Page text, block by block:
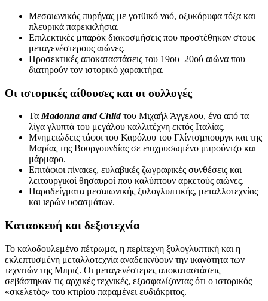
Μεσαιωνικός πυρήνας με γοτθικό ναό, οξυκόρυφα τόξα και
πλευρικά παρεκκλήσια.
Επιλεκτικές μπαρόκ διακοσμήσεις που προστέθηκαν στους
μεταγενέστερους αιώνες.
Προσεκτικές αποκαταστάσεις του 19ου–20ού αιώνα που
διατηρούν τον ιστορικό χαρακτήρα.
Οι ιστορικές αίθουσες και οι συλλογές
ΤαMadonna and Childτου Μιχαήλ Άγγελου, ένα από τα
λίγα γλυπτά του μεγάλου καλλιτέχνη εκτός Ιταλίας.
Μνημειώδεις τάφοι του Καρόλου του Γλίντσμπουργκ και της
Μαρίας της Βουργουνδίας σε επιχρυσωμένο μπρούντζο και
μάρμαρο.
Επιτάφιοι πίνακες, ευλαβικές ζωγραφικές συνθέσεις και
λειτουργικοί θησαυροί που καλύπτουν αρκετούς αιώνες.
Παραδείγματα μεσαιωνικής ξυλογλυπτικής, μεταλλοτεχνίας
και ιερών υφασμάτων.
Κατασκευή και δεξιοτεχνία
Το καλοδουλεμένο πέτρωμα, η περίτεχνη ξυλογλυπτική και η
εκλεπτυσμένη μεταλλοτεχνία αναδεικνύουν την ικανότητα των
τεχνιτών της Μπριζ. Οι μεταγενέστερες αποκαταστάσεις
σεβάστηκαν τις αρχικές τεχνικές, εξασφαλίζοντας ότι ο ιστορικός
«σκελετός» του κτιρίου παραμένει ευδιάκριτος.